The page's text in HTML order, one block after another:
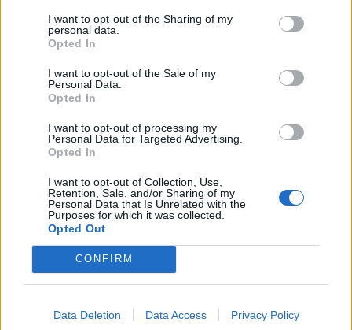
I want to opt-out of the Sharing of my
personal data.
Opted In
I want to opt-out of the Sale of my
Personal Data.
Opted In
I want to opt-out of processing my
Personal Data for Targeted Advertising.
Opted In
I want to opt-out of Collection, Use,
Retention, Sale, and/or Sharing of my
Personal Data that Is Unrelated with the
Purposes for which it was collected.
Opted Out
CONFIRM
Data Deletion Data Access Privacy Policy
Κανάρηδες και σ’ όλους εκείνους που δεν είπαν «θα
κάνουμε επανάσταση», αλλά κάνανε επανάσταση, για
να έχουμε εμείς σήμερα ζωή, ταυτότητα, συνέχεια».